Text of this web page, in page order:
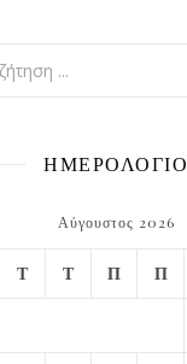
ΗΜΕΡΟΛΟΓΙΟ
Αύγουστος 2026
Τ Τ Π Π